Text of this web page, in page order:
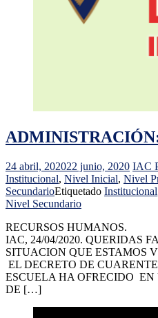
ADMINISTRACIÓN:
24 abril, 202022 junio, 2020 IAC
Institucional, Nivel Inicial, Nivel
SecundarioEtiquetado Institucional
Nivel Secundario
RECURSOS
IAC, 24/04/2020. QUERIDAS
SITUACION QUE ESTAMOS
EL DECRETO DE
ESCUELA HA OFRECIDO EN
DE […]